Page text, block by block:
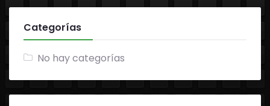
Categorías
No hay categorías